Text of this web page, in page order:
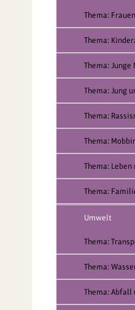
Thema:
Thema:
Thema:
Thema: Jung
Thema:
Thema:
Thema:
Thema:
Umwelt
Thema:
Thema:
Thema: Abfall